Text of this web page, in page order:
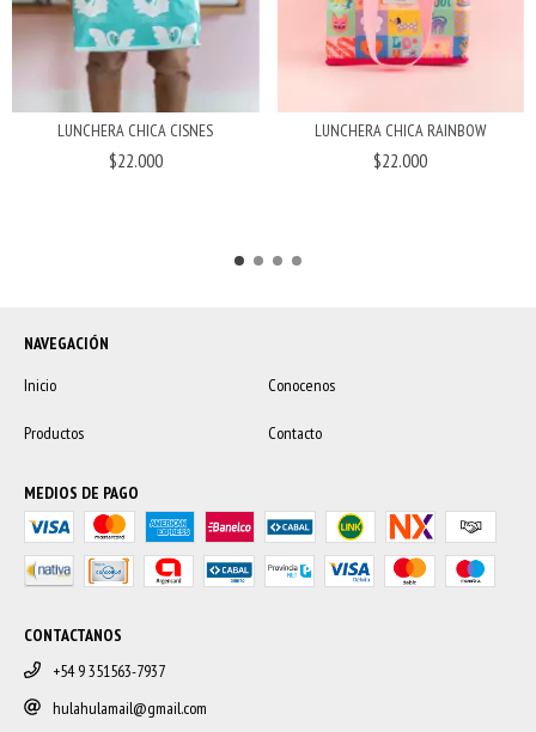
LUNCHERA CHICA CISNES
$22.000
LUNCHERA CHICA RAINBOW
$22.000
NAVEGACIÓN
Inicio
Conocenos
Productos Contacto
MEDIOS DE PAGO
CONTACTANOS
+54 9 351563-7937
hulahulamail@gmail.com